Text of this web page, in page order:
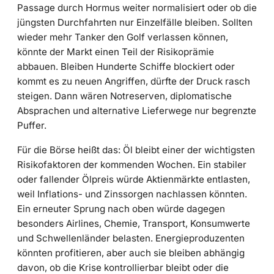
Passage durch Hormus weiter normalisiert oder ob die
jüngsten Durchfahrten nur Einzelfälle bleiben. Sollten
wieder mehr Tanker den Golf verlassen können,
könnte der Markt einen Teil der Risikoprämie
abbauen. Bleiben Hunderte Schiffe blockiert oder
kommt es zu neuen Angriffen, dürfte der Druck rasch
steigen. Dann wären Notreserven, diplomatische
Absprachen und alternative Lieferwege nur begrenzte
Puffer.
Für die Börse heißt das: Öl bleibt einer der wichtigsten
Risikofaktoren der kommenden Wochen. Ein stabiler
oder fallender Ölpreis würde Aktienmärkte entlasten,
weil Inflations- und Zinssorgen nachlassen könnten.
Ein erneuter Sprung nach oben würde dagegen
besonders Airlines, Chemie, Transport, Konsumwerte
und Schwellenländer belasten. Energieproduzenten
könnten profitieren, aber auch sie bleiben abhängig
davon, ob die Krise kontrollierbar bleibt oder die